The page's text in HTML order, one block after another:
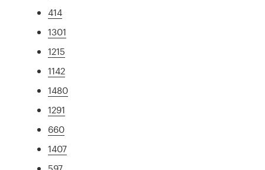
414
1301
1215
1142
1480
1291
660
1407